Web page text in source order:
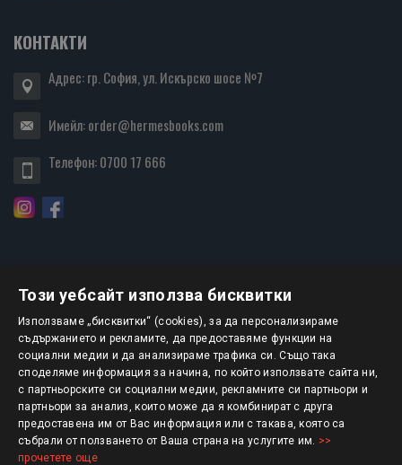
КОНТАКТИ
Адрес: гр. София, ул. Искърско шосе №7
Имейл:order@hermesbooks.com
Телефон:0700 17 666
БЮЛЕТИН
АБОНИРАНЕ
Авторско право © 2025 HERMESBOOKS.BG
Този уебсайт използва бисквитки
Използваме „бисквитки“ (cookies), за да персонализираме
съдържанието и рекламите, да предоставяме функции на
социални медии и да анализираме трафика си. Също така
споделяме информация за начина, по който използвате сайта ни,
с партньорските си социални медии, рекламните си партньори и
партньори за анализ, които може да я комбинират с друга
предоставена им от Вас информация или с такава, която са
събрали от ползването от Ваша страна на услугите им. >>
прочетете още